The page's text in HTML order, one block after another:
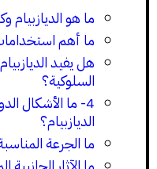
ما هو
ما أهم
هل يفيد
السلوكية؟
4- ما الأشكال
الديازبيام؟
ما الجرعة